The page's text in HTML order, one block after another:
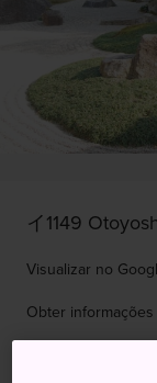
イ1149
Visualizar no
Obter